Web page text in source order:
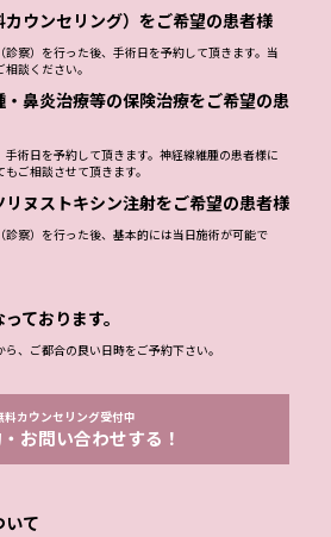
ウンセリング）をご希望の患者様
察）を行った後、手術日を予約して頂きます。当
談ください。
鼻炎治療等の保険治療をご希望の患
術日を予約して頂きます。神経線維腫の患者様に
ご相談させて頂きます。
ヌストキシン注射をご希望の患者様
察）を行った後、基本的には当日施術が可能で
ております。
、ご都合の良い日時をご予約下さい。
料カウンセリング受付中
お問い合わせする！
て